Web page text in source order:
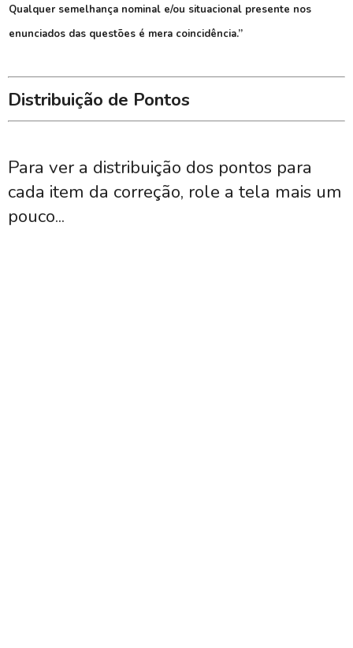
Qualquer semelhança nominal e/ou situacional presente nos
enunciados das questões é mera coincidência.”
Distribuição de Pontos
Para ver a distribuição dos pontos para
cada item da correção, role a tela mais um
pouco...